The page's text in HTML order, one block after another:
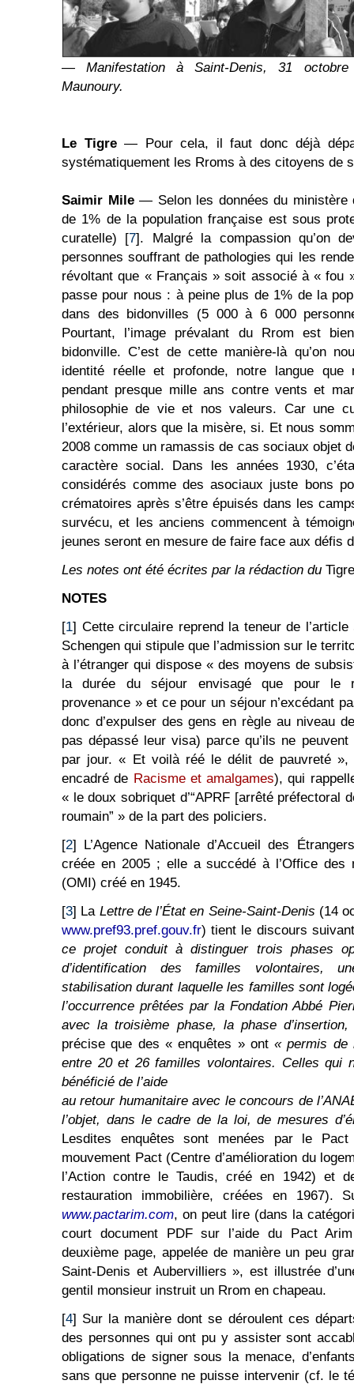
— Manifestation à Saint-Denis, 31
Maunoury.
Le Tigre— Pour cela, il faut donc déjà
systématiquement les Rroms à des citoyens de
Saimir Mile— Selon les données du ministère
de 1% de la population française est sous
curatelle) [7]. Malgré la compassion qu’on
personnes souffrant de pathologies qui les
révoltant que « Français » soit associé à « fou
passe pour nous : à peine plus de 1% de la
dans des bidonvilles (5 000 à 6 000
Pourtant, l’image prévalant du Rrom est
bidonville. C’est de cette manière-là qu’on
identité réelle et profonde, notre langue que
pendant presque mille ans contre vents et
philosophie de vie et nos valeurs. Car une
l’extérieur, alors que la misère, si. Et nous
2008 comme un ramassis de cas sociaux objet
caractère social. Dans les années 1930,
considérés comme des asociaux juste bons
crématoires après s’être épuisés dans les
survécu, et les anciens commencent à
jeunes seront en mesure de faire face aux défis
Les notes ont été écrites par la rédaction du Tigre
NOTES
[1] Cette circulaire reprend la teneur de
Schengen qui stipule que l’admission sur le
à l’étranger qui dispose « des moyens de
la durée du séjour envisagé que pour le
provenance » et ce pour un séjour n’excédant
donc d’expulser des gens en règle au niveau
pas dépassé leur visa) parce qu’ils ne
par jour. « Et voilà réé le délit de pauvreté »,
encadré de Racisme et amalgames), qui
« le doux sobriquet d’“APRF [arrêté préfectoral
roumain” » de la part des policiers.
[2] L’Agence Nationale d’Accueil des
créée en 2005 ; elle a succédé à l’Office des
(OMI) créé en 1945.
[3] La Lettre de l’État en Seine-Saint-Denis (14
www.pref93.pref.gouv.fr) tient le discours
ce projet conduit à distinguer trois phases
d’identification des familles volontaires,
stabilisation durant laquelle les familles sont
l’occurrence prêtées par la Fondation Abbé
avec la troisième phase, la phase
précise que des « enquêtes » ont« permis de
entre 20 et 26 familles volontaires. Celles qui
bénéficié de l’aide
au retour humanitaire avec le concours de
l’objet, dans le cadre de la loi, de mesures
Lesdites enquêtes sont menées par le
mouvement Pact (Centre d’amélioration du
l’Action contre le Taudis, créé en 1942) et
restauration immobilière, créées en 1967).
www.pactarim.com, on peut lire (dans la
court document PDF sur l’aide du Pact
deuxième page, appelée de manière un peu
Saint-Denis et Aubervilliers », est illustrée
gentil monsieur instruit un Rrom en chapeau.
[4] Sur la manière dont se déroulent ces
des personnes qui ont pu y assister sont
obligations de signer sous la menace,
sans que personne ne puisse intervenir (cf. le